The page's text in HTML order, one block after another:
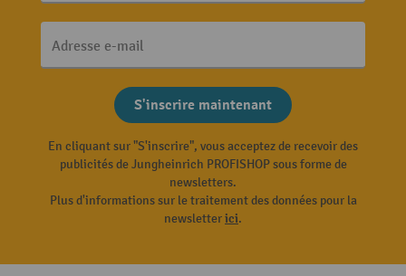
Adresse e-mail
S'inscrire maintenant
En cliquant sur "S'inscrire", vous acceptez de recevoir des
publicités de Jungheinrich PROFISHOP sous forme de
newsletters.
Plus d'informations sur le traitement des données pour la
newsletterici.